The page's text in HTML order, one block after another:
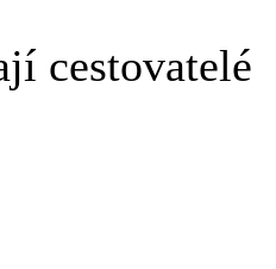
cestovatelé